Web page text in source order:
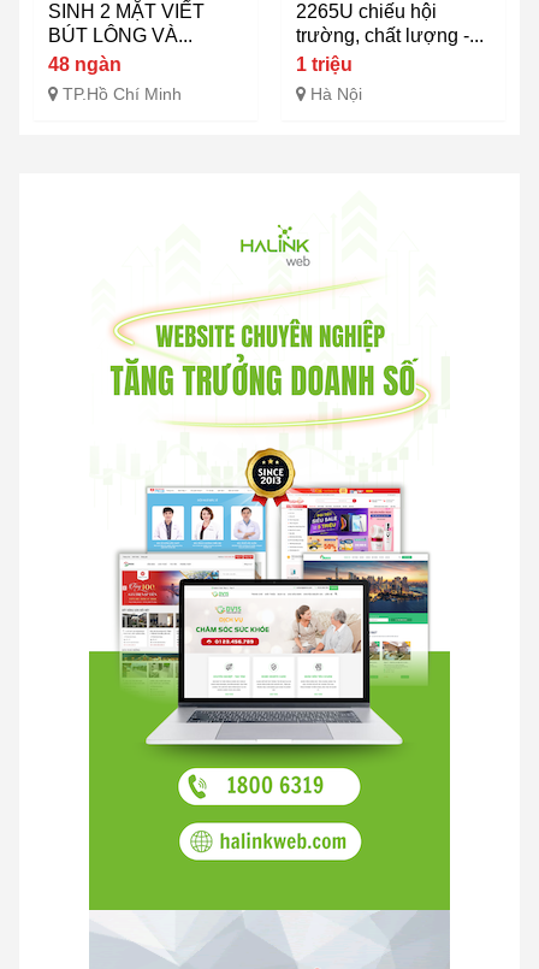
SINH 2 MẶT VIẾT
BÚT LÔNG VÀ...
48 ngàn
TP.Hồ Chí Minh
2265U chiếu hội
trường, chất lượng -...
1 triệu
Hà Nội